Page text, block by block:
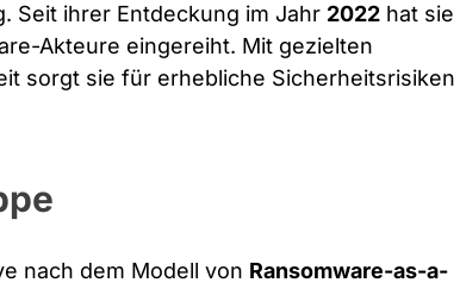
Seit ihrer Entdeckung im Jahr 2022hat sie
Akteure eingereiht. Mit gezielten
sorgt sie für erhebliche Sicherheitsrisiken
nach dem Modell von Ransomware-as-a-